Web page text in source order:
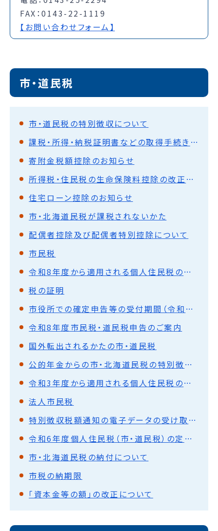
FAX：0143-22-1119
【お問い合わせフォーム】
市・道民税
市・道民税の特別徴収について
課税・所得・納税証明書などの取得手続き方法など
寄附金税額控除のお知らせ
所得税・住民税の生命保険料控除の改正について
住宅ローン控除のお知らせ
市・北海道民税が課税されないかた
配偶者控除及び配偶者特別控除について
市民税
令和8年度から適用される個人住民税の主な税制改正
税の証明
市役所での確定申告等の受付期間（令和7年分）
令和8年度市民税・道民税申告のご案内
国外転出されるかたの市・道民税
公的年金からの市・北海道民税の特別徴収（天引き）について
令和3年度から適用される個人住民税の主な税制改正
法人市民税
特別徴収税額通知の電子データの受け取りを希望される事業者の皆様へ
令和6年度個人住民税（市・道民税）の定額減税について
市・北海道民税の納付について
市税の納期限
「資本金等の額」の改正について